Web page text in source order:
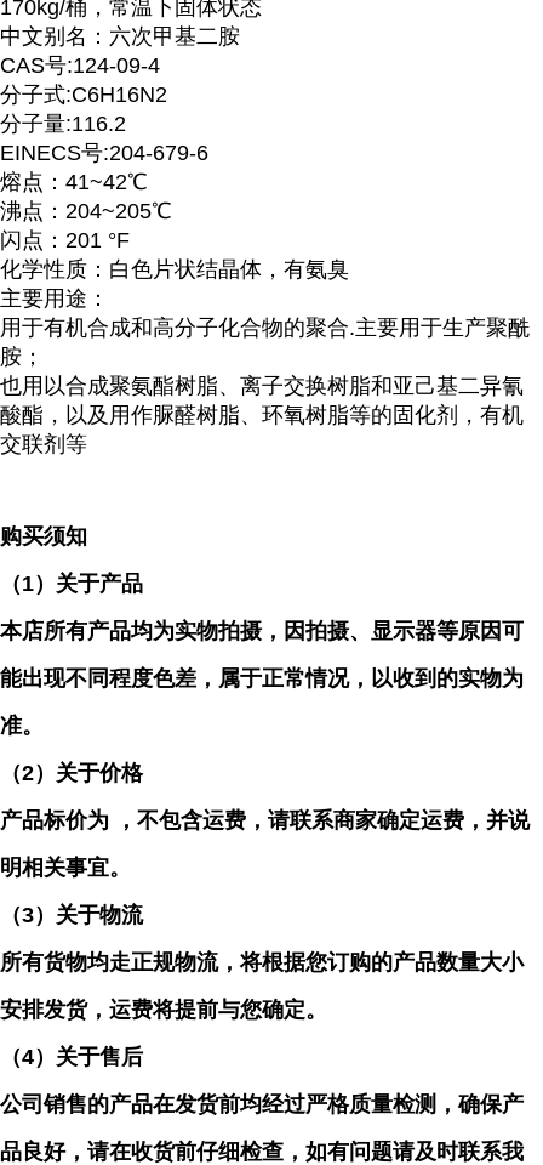
170kg/桶，常温下固体状态
中文别名：六次甲基二胺
CAS号:124-09-4
分子式:C6H16N2
分子量:116.2
EINECS号:204-679-6
熔点：41~42℃
沸点：204~205℃
闪点：201 °F
化学性质：白色片状结晶体，有氨臭
主要用途：
用于有机合成和高分子化合物的聚合.主要用于生产聚酰
胺；
也用以合成聚氨酯树脂、离子交换树脂和亚己基二异氰
酸酯，以及用作脲醛树脂、环氧树脂等的固化剂，有机
交联剂等
购买须知
（1）关于产品
本店所有产品均为实物拍摄，因拍摄、显示器等原因可
能出现不同程度色差，属于正常情况，以收到的实物为
准。
（2）关于价格
产品标价为 ，不包含运费，请联系商家确定运费，并说
明相关事宜。
（3）关于物流
所有货物均走正规物流，将根据您订购的产品数量大小
安排发货，运费将提前与您确定。
（4）关于售后
公司销售的产品在发货前均经过严格质量检测，确保产
品良好，请在收货前仔细检查，如有问题请及时联系我